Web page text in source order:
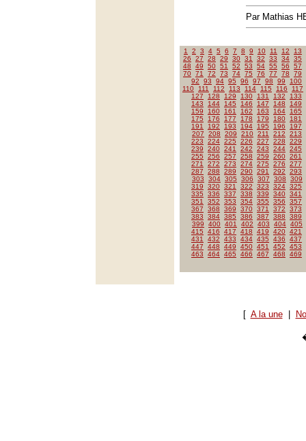
Par Mathias
1 2 3 4 5 6 7 8 9 10 11 12
13
26
27 28 29 30 31 32 33 34 35
48
49 50 51 52 53 54 55 56
57
70 71 72 73 74 75 76 77 78
79
92
93 94 95 96 97 98 99
100
110
111 112 113 114 115 116
117
127
128 129 130 131 132
133
143
144 145 146 147 148
149
159
160 161 162 163 164
165
175
176 177 178 179 180
181
191
192 193 194 195 196
197
207
208 209 210 211 212
213
223
224 225 226 227 228
229
239
240 241 242 243 244 245
255
256 257 258 259 260 261
271
272 273 274 275 276
277
287
288 289 290 291 292
293
303
304 305 306 307 308
309
319
320 321 322 323 324 325
335
336 337 338 339 340 341
351
352 353 354 355 356
357
367
368 369 370 371 372
373
383
384 385 386 387 388
389
399
400 401 402 403 404 405
415
416 417 418 419 420 421
431
432 433 434 435 436
437
447
448 449 450 451 452
453
463
464 465 466 467 468 469
[ A la une|